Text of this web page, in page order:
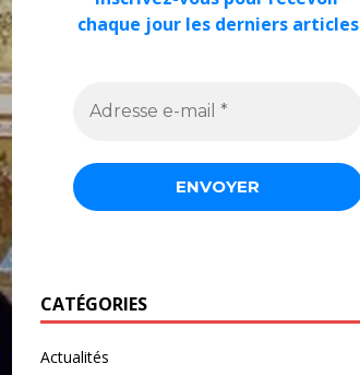
chaque jour les derniers articles
CATÉGORIES
Actualités